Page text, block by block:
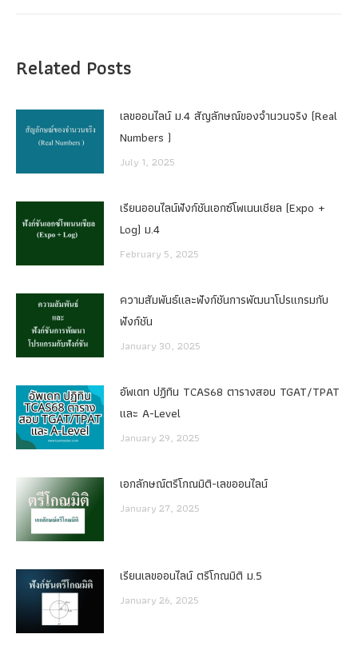
Related Posts
เลขออนไลน์ ม.4 สัญลักษณ์ของจำนวนจริง (Real
Numbers )
July 1, 2025
เรียนออนไลน์ฟังก์ชันเอกซ์โพเนนเชียล (Expo +
Log) ม.4
February 5, 2025
ความสัมพันธ์และฟังก์ชันการพัฒนาโปรแกรมกับ
ฟังก์ชัน
January 30, 2025
อัพเดท ปฏิทิน TCAS68 ตารางสอบ TGAT/TPAT
และ A-Level
January 29, 2025
เอกลักษณ์ตรีโกณมิติ-เลขออนไลน์
January 27, 2025
เรียนเลขออนไลน์ ตรีโกณมิติ ม.5
January 26, 2025